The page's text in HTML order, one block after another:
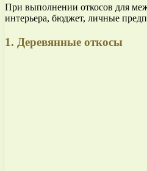
При выполнении откосов для
интерьера, бюджет, личные
1. Деревянные откосы